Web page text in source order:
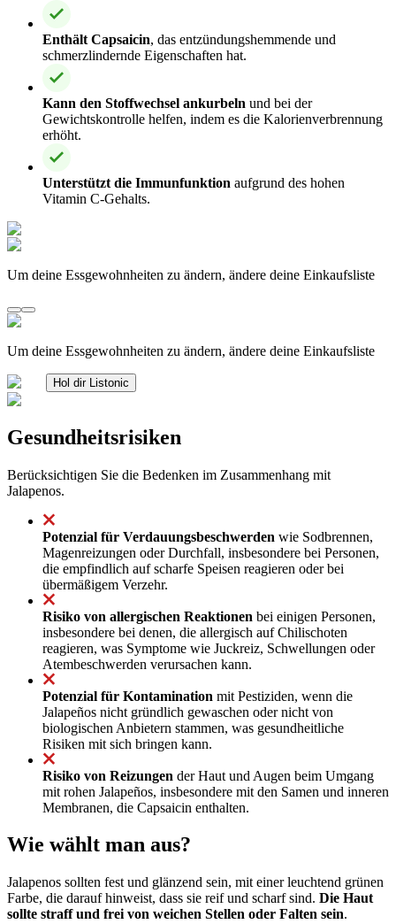
Enthält Capsaicin, das entzündungshemmende und
schmerzlindernde Eigenschaften hat.
Kann den Stoffwechsel ankurbeln und bei der
Gewichtskontrolle helfen, indem es die Kalorienverbrennung
erhöht.
Unterstützt die Immunfunktion aufgrund des hohen
Vitamin C-Gehalts.
Um deine Essgewohnheiten zu ändern, ändere deine Einkaufsliste
Um deine Essgewohnheiten zu ändern, ändere deine Einkaufsliste
Hol dir Listonic
Gesundheitsrisiken
Berücksichtigen Sie die Bedenken im Zusammenhang mit
Jalapenos.
Potenzial für Verdauungsbeschwerden wie Sodbrennen,
Magenreizungen oder Durchfall, insbesondere bei Personen,
die empfindlich auf scharfe Speisen reagieren oder bei
übermäßigem Verzehr.
Risiko von allergischen Reaktionen bei einigen Personen,
insbesondere bei denen, die allergisch auf Chilischoten
reagieren, was Symptome wie Juckreiz, Schwellungen oder
Atembeschwerden verursachen kann.
Potenzial für Kontamination mit Pestiziden, wenn die
Jalapeños nicht gründlich gewaschen oder nicht von
biologischen Anbietern stammen, was gesundheitliche
Risiken mit sich bringen kann.
Risiko von Reizungen der Haut und Augen beim Umgang
mit rohen Jalapeños, insbesondere mit den Samen und inneren
Membranen, die Capsaicin enthalten.
Wie wählt man aus?
Jalapenos sollten fest und glänzend sein, mit einer leuchtend grünen
Farbe, die darauf hinweist, dass sie reif und scharf sind. Die Haut
sollte straff und frei von weichen Stellen oder Falten sein.